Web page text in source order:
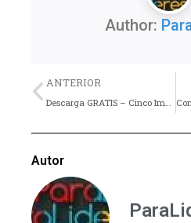
Author:
Previo
ANTERIOR
Descarga GRATIS – Cinco Imágenes de Corazones
Autor